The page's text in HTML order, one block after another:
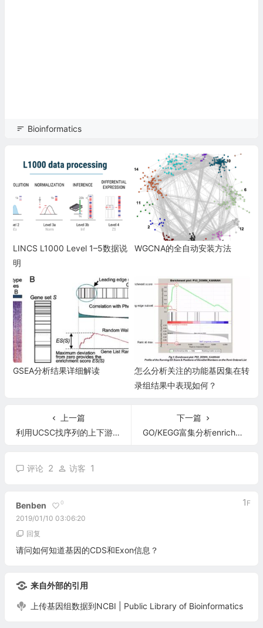
Bioinformatics
LINCS L1000 Level 1–5数据说
明
WGCNA的全自动安装方法
GSEA分析结果详细解读
怎么分析关注的功能基因集在转
录组结果中表现如何？
上一篇
利用UCSC找序列的上下游基因
下一篇
GO/KEGG富集分析enrichment analysis
评论 2 访客 1
Benben 0
2019/01/10 03:06:20
1 F
回复
请问如何知道基因的CDS和Exon信息？
来自外部的引用
上传基因组数据到NCBI | Public Library of Bioinformatics